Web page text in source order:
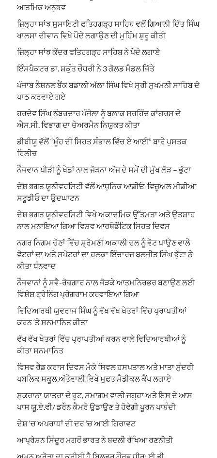
ਆਤਮਿਕ ਅਨੁਭਵ
ਜ਼ਿਲ੍ਹਾ ਸਾਂਝ ਸੁਸਾਇਟੀ ਫਤਿਹਗੜ੍ਹ ਸਾਹਿਬ ਵਲੋਂ ਗਿਆਨੀ ਦਿੱਤ ਸਿੰਘ
ਖਾਲਸਾ ਦੀਵਾਨ ਵਿਖੇ ਪੌਦੇ ਲਗਾਉਣ ਦੀ ਮੁਹਿੰਮ ਸ਼ੁਰੂ ਕੀਤੀ
ਜ਼ਿਲ੍ਹਾ ਸਾਂਝ ਕੇਂਦਰ ਫਤਿਹਗੜ੍ਹ ਸਾਹਿਬ ਨੇ ਪੌਦੇ ਲਗਾਏ
ਇੰਸਪੈਕਟਰ ਡਾ. ਸ਼ਕੁੰਤ ਚੌਧਰੀ ਨੇ 3 ਗੋਲਡ ਮੈਡਲ ਜਿੱਤੇ
ਪੰਜਾਬ ਨੈਸ਼ਨਲ ਬੈਂਕ ਬਡਾਲੀ ਅੱਲਾ ਸਿੰਘ ਵਿਖੇ ਸ੍ਰੀ ਸੁਖਮਨੀ ਸਾਹਿਬ ਦੇ
ਪਾਠ ਕਰਵਾਏ ਗਏ
ਹਰਦੇਵ ਸਿੰਘ ਨੰਬਰਦਾਰ ਪੰਜੋਲਾ ਨੂੰ ਬਲਾਕ ਸਰਹਿੰਦ ਕਾਂਗਰਸ ਦੇ
ਐਸ.ਸੀ. ਵਿਭਾਗ ਦਾ ਚੇਅਰਮੈਨ ਨਿਯੁਕਤ ਕੀਤਾ
ਡੀਬੀਯੂ ਵੱਲੋਂ “ਮੂੰਹ ਦੀ ਸਿਹਤ ਸੰਭਾਲ ਵਿੱਚ ਏ ਆਈ” ਬਾਰੇ ਪੁਸਤਕ
ਰਿਲੀਜ਼
ਨੌਜਵਾਨ ਪੀੜੀ ਨੂੰ ਖੇਡਾਂ ਨਾਲ ਜੋੜਨਾ ਅੱਜ ਦੇ ਸਮੇਂ ਦੀ ਮੁੱਖ ਲੋੜ – ਭੁੱਟਾ
ਦੇਸ਼ ਭਗਤ ਯੂਨੀਵਰਸਿਟੀ ਵੱਲੋਂ ਆਧੁਨਿਕ ਆਡੀਓ-ਵਿਜ਼ੂਅਲ ਮੀਡੀਆ
ਸਟੂਡੀਓ ਦਾ ਉਦਘਾਟਨ
ਦੇਸ਼ ਭਗਤ ਯੂਨੀਵਰਸਿਟੀ ਵਿਖੇ ਅਕਾਦਮਿਕ ਉੱਤਮਤਾ ਅਤੇ ਉਤਸ਼ਾਹ
ਨਾਲ ਮਨਾਇਆ ਗਿਆ ਵਿਸ਼ਵ ਆਰਥੋਡੌਂਟਿਕ ਸਿਹਤ ਦਿਵਸ
ਨਗਰ ਨਿਗਮ ਚੋਣਾਂ ਵਿੱਚ ਸ਼੍ਰੋਮਣੀ ਅਕਾਲੀ ਦਲ ਨੂੰ ਵੋਟ ਪਾਉਣ ਵਾਲੇ
ਵੋਟਰਾਂ ਦਾ ਅਤੇ ਸਪੋਟਰਾਂ ਦਾ ਹਲਕਾ ਇੰਚਾਰਜ ਬਲਜੀਤ ਸਿੰਘ ਭੁੱਟਾ ਨੇ
ਕੀਤਾ ਧੰਨਵਾਦ
ਨੌਜਵਾਨਾਂ ਨੂੰ ਸਵੈ-ਰੋਜ਼ਗਾਰ ਨਾਲ ਜੋੜਕੇ ਆਤਮਨਿਰਭਰ ਬਣਾਉਣ ਲਈ
ਵਿਸ਼ੇਸ਼ ਟ੍ਰੇਨਿੰਗ ਪ੍ਰੋਗਰਾਮ ਕਰਵਾਇਆ ਗਿਆ
ਵਿਦਿਆਰਥੀ ਯੁਵਰਾਜ ਸਿੰਘ ਨੂੰ ਵੱਖ ਵੱਖ ਖੇਤਰਾਂ ਵਿੱਚ ਪ੍ਰਾਪਤੀਆਂ
ਕਰਨ ‘ਤੇ ਸਨਮਾਨਿਤ ਕੀਤਾ
ਵੱਖ ਵੱਖ ਖੇਤਰਾਂ ਵਿੱਚ ਪ੍ਰਾਪਤੀਆਂ ਕਰਨ ਵਾਲੇ ਵਿਦਿਆਰਥੀਆਂ ਨੂੰ
ਕੀਤਾ ਸਨਮਾਨਿਤ
ਵਿਸਵ ਰੈਡ ਕਰਾਸ ਦਿਵਸ ਮੌਕੇ ਸਿਵਲ ਹਸਪਤਾਲ ਅਤੇ ਮਾਤਾ ਸੁੰਦਰੀ
ਪਬਲਿਕ ਸਕੂਲ,ਅੱਤੇਵਾਲੀ ਵਿਖੇ ਮੁਫਤ ਮੈਡੀਕਲ ਕੈਂਪ ਲਗਾਏ
ਸੁਕਰਾਨਾ ਯਾਤਰਾ ਦੇ ਰੂਟ, ਸਮਾਗਮ ਵਾਲੀ ਜਗ੍ਹਾ ਅਤੇ ਇਸ ਦੇ ਆਸ
ਪਾਸ ਯੂ.ਏ.ਵੀ/ ਡਰੌਨ ਕੈਮਰੇ ਉਡਾਉਣ ਤੇ ਹੋਵੇਗੀ ਪੂਰਨ ਪਾਬੰਦੀ
ਦੇਸ਼ ‘ਚ ਅਪਰਾਧਾਂ ਦੀ ਦਰ ‘ਚ ਆਈ ਗਿਰਾਵਟ
ਆਪ੍ਰੇਸ਼ਨ ਸਿੰਦੂਰ ਮਗਰੋਂ ਭਾਰਤ ਨੇ ਬਦਲੀ ਰੱਖਿਆ ਰਣਨੀਤੀ